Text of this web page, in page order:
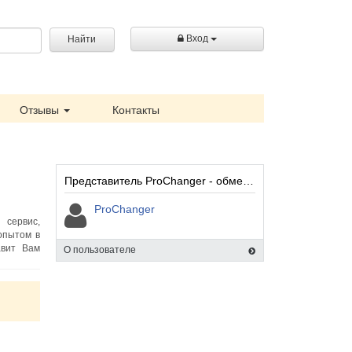
Найти Вход
Отзывы Контакты
в
Вам
ProChanger
О пользователе